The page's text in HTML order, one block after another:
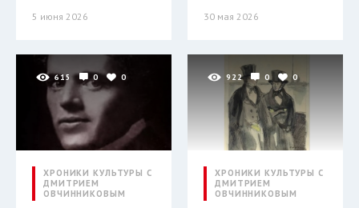
5 июня 2026 30 мая 2026
615 0 0
ХРОНИКИ КУЛЬТУРЫ С
ДМИТРИЕМ
ОВЧИННИКОВЫМ
922 0 0
ХРОНИКИ КУЛЬТУРЫ С
ДМИТРИЕМ
ОВЧИННИКОВЫМ